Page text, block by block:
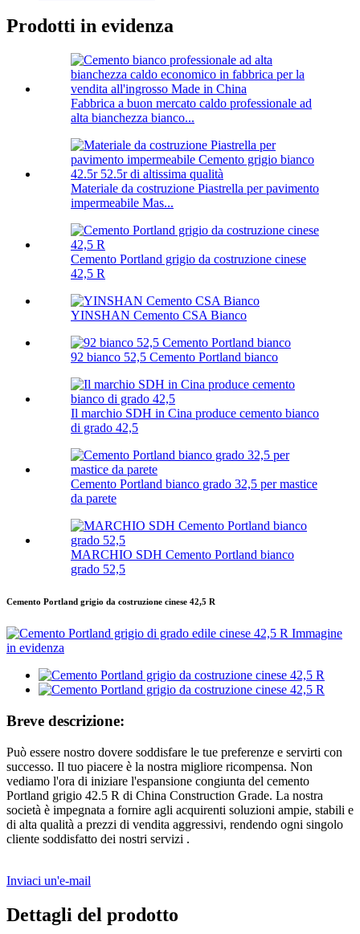
Prodotti in evidenza
Fabbrica a buon mercato caldo professionale ad
alta bianchezza bianco...
Materiale da costruzione Piastrella per pavimento
impermeabile Mas...
Cemento Portland grigio da costruzione cinese
42,5 R
YINSHAN Cemento CSA Bianco
92 bianco 52,5 Cemento Portland bianco
Il marchio SDH in Cina produce cemento bianco
di grado 42,5
Cemento Portland bianco grado 32,5 per mastice
da parete
MARCHIO SDH Cemento Portland bianco
grado 52,5
Cemento Portland grigio da costruzione cinese 42,5 R
Breve descrizione:
Può essere nostro dovere soddisfare le tue preferenze e servirti con
successo. Il tuo piacere è la nostra migliore ricompensa. Non
vediamo l'ora di iniziare l'espansione congiunta del cemento
Portland grigio 42.5 R di China Construction Grade. La nostra
società è impegnata a fornire agli acquirenti soluzioni ampie, stabili e
di alta qualità a prezzi di vendita aggressivi, rendendo ogni singolo
cliente soddisfatto dei nostri servizi .
Inviaci un'e-mail
Dettagli del prodotto